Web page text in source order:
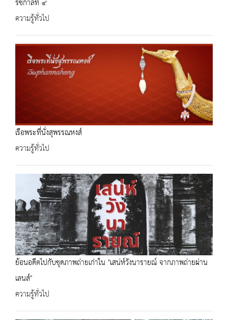
รัชกาลที่ ๔
ความรู้ทั่วไป
เรือพระที่นั่งสุพรรณหงส์
ความรู้ทั่วไป
ย้อนอดีตไปกับชุดภาพถ่ายเก่าใน "เสน่ห์วังนารายณ์ จากภาพถ่ายผ่าน
เลนส์"
ความรู้ทั่วไป